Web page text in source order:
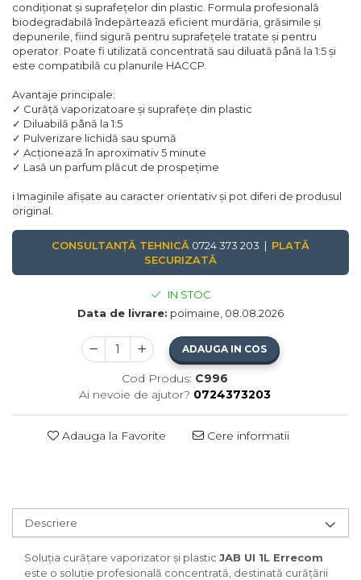
condiționat și suprafețelor din plastic. Formula profesională
biodegradabilă îndepărtează eficient murdăria, grăsimile și
depunerile, fiind sigură pentru suprafețele tratate și pentru
operator. Poate fi utilizată concentrată sau diluată până la 1:5 și
este compatibilă cu planurile HACCP.
Avantaje principale:
✓ Curăță vaporizatoare și suprafețe din plastic
✓ Diluabilă până la 1:5
✓ Pulverizare lichidă sau spumă
✓ Acționează în aproximativ 5 minute
✓ Lasă un parfum plăcut de prospețime
ℹ️ Imaginile afișate au caracter orientativ și pot diferi de produsul
original.
CONSULTANȚĂ TEHNICĂ 0724 373 203 | PLATĂ
SECURIZATĂ
IN STOC
Data de livrare: poimaine, 08.08.2026
ADAUGA IN COS
Cod Produs: C996
Ai nevoie de ajutor? 0724373203
Adauga la Favorite Cere informatii
Descriere
Soluția curățare vaporizator și plastic JAB UI 1L Errecom
este o soluție profesională concentrată, destinată curățării